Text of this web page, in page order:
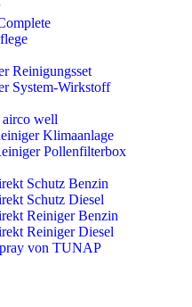
Reinigungsset
System-Wirkstoff
airco well
Klimaanlage
Pollenfilterbox
Schutz Benzin
Schutz Diesel
Reiniger Benzin
Reiniger Diesel